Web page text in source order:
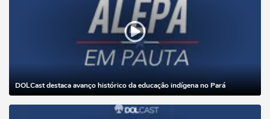
DOLCast destaca avanço histórico da educação indígena no Pará